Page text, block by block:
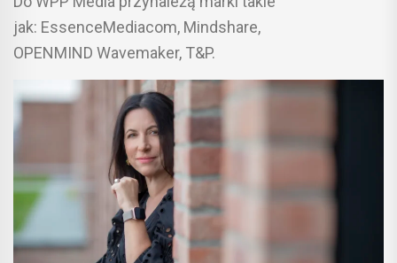
jak: EssenceMediacom, Mindshare,
OPENMIND Wavemaker, T&P.